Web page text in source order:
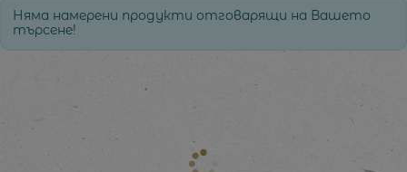
Няма намерени продукти отговарящи на Вашето
търсене!